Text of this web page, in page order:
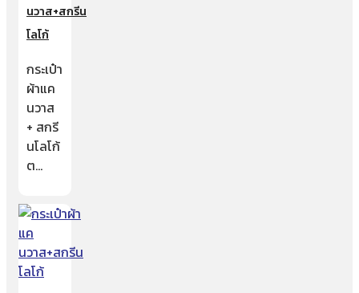
นวาส+สกรีน
โลโก้
กระเป๋า
ผ้าแค
นวาส
+ สกรี
นโลโก้
ต…